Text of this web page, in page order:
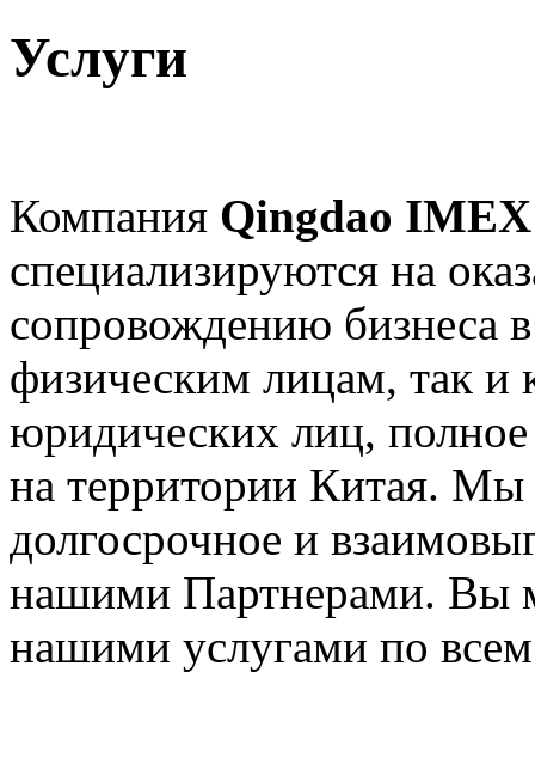
Услуги
Компания Qingdao
специализируются на
сопровождению бизнеса
физическим лицам, так и
юридических лиц, полное
на территории Китая. Мы
долгосрочное и
нашими Партнерами. Вы
нашими услугами по всем